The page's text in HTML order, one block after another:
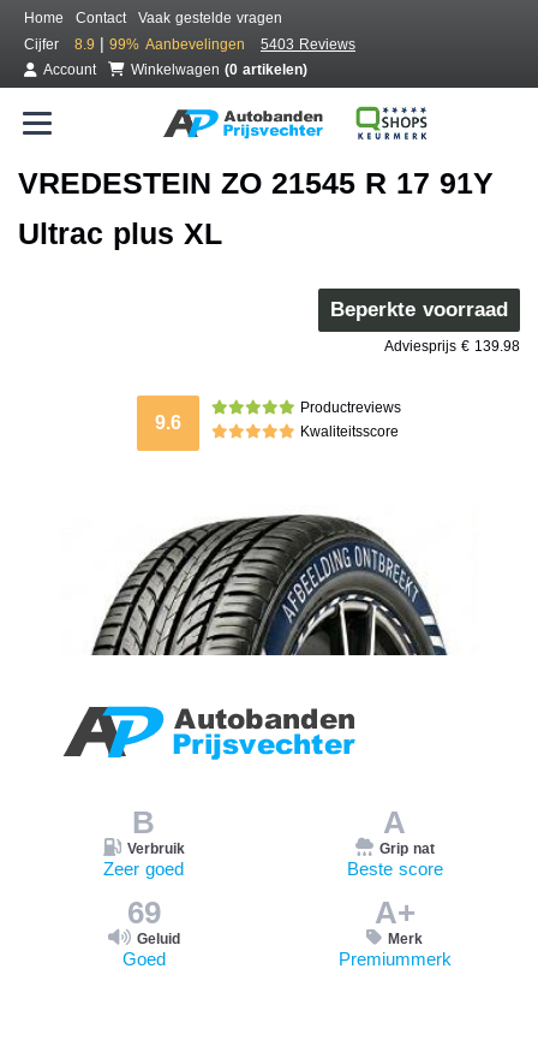
Home Contact
Vaak gestelde vragen
Cijfer
8.9 | 99% Aanbevelingen
5403 Reviews
Account
Winkelwagen (0 artikelen)
VREDESTEIN ZO 21545 R 17 91Y
Ultrac plus XL
Beperkte voorraad
Adviesprijs € 139.98
9.6
Productreviews
Kwaliteitsscore
B
Verbruik
Zeer goed
A
Grip nat
Beste score
69
Geluid
Goed
A+
Merk
Premiummerk